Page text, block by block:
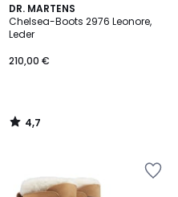
DR. MARTENS
Chelsea-Boots 2976 Leonore,
Leder
210,00 €
4,7
/ 5
4,7
/